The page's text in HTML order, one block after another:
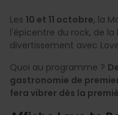
Les 10 et 11 octobre, la
l'épicentre du rock, de
divertissement avec
Quoi au programme ?
gastronomie de
fera vibrer dès la